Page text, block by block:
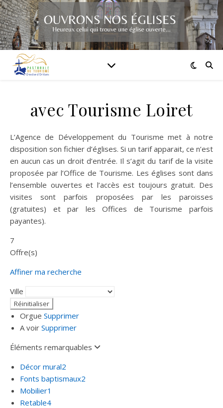
avec Tourisme Loiret
L’Agence de Développement du Tourisme met à notre
disposition son fichier d’églises. Si un tarif apparait, ce n’est
en aucun cas un droit d’entrée. Il s’agit du tarif de la visite
proposée par l’Office de Tourisme. Les églises sont dans
l’ensemble ouvertes et l’accès est toujours gratuit. Des
visites sont parfois proposées par les paroisses
(gratuites) et par les Offices de Tourisme parfois
payantes).
7
Offre(s)
Affiner ma recherche
Ville
Orgue Supprimer
A voir Supprimer
Éléments remarquables
Décor mural2
Fonts baptismaux2
Mobilier1
Retable4